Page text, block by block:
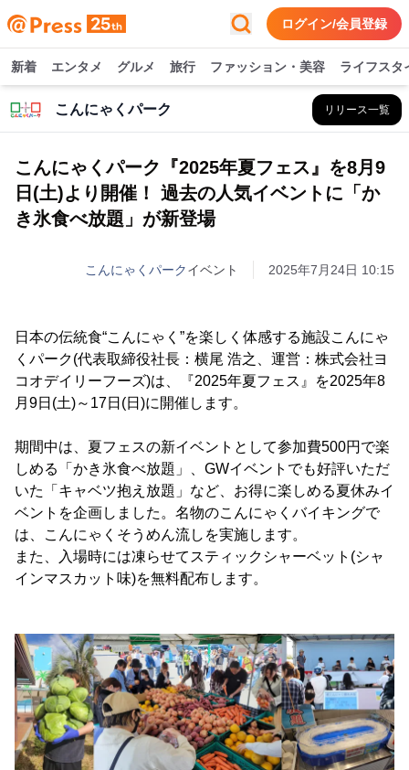
ログイン/会員登録
新着 エンタメ グルメ 旅行 ファッション・美容 ライフスタ
こんにゃくパーク リリース一覧
こんにゃくパーク『2025年夏フェス』を8月9
日(土)より開催！ 過去の人気イベントに「か
き氷食べ放題」が新登場
こんにゃくパークイベント 2025年7月24日 10:15
日本の伝統食“こんにゃく”を楽しく体感する施設こんにゃ
くパーク(代表取締役社長：横尾 浩之、運営：株式会社ヨ
コオデイリーフーズ)は、『2025年夏フェス』を2025年8
月9日(土)～17日(日)に開催します。
期間中は、夏フェスの新イベントとして参加費500円で楽
しめる「かき氷食べ放題」、GWイベントでも好評いただ
いた「キャベツ抱え放題」など、お得に楽しめる夏休みイ
ベントを企画しました。名物のこんにゃくバイキングで
は、こんにゃくそうめん流しを実施します。
また、入場時には凍らせてスティックシャーベット(シャ
インマスカット味)を無料配布します。